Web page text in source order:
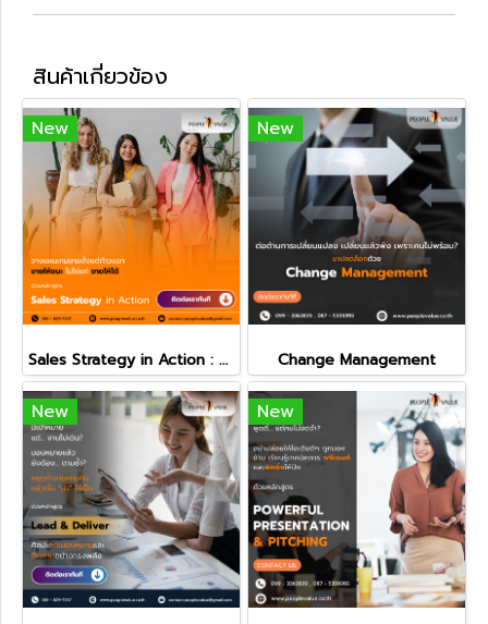
สินค้าเกี่ยวข้อง
New
Sales Strategy in Action : วางแผนเกมขายให้ชนะตั้งแต่ก้าวแรก
New
Change Management
New New